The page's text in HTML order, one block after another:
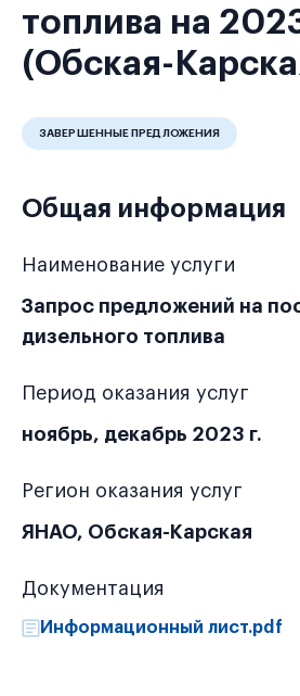
топлива на
(Обская-
ЗАВЕРШЕННЫЕ ПРЕДЛОЖЕНИЯ
Общая информация
Наименование услуги
Запрос предложений на
дизельного топлива
Период оказания услуг
ноябрь, декабрь 2023 г.
Регион оказания услуг
ЯНАО, Обская-Карская
Документация
Информационный лист.pdf